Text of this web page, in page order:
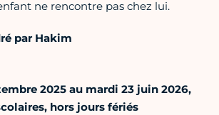
ne rencontre pas chez lui.
par Hakim
2025 au mardi 23 juin 2026,
hors jours fériés